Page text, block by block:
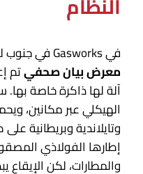
في Gasworks في جنوب لندن، قادم Thuy Tien Nguyen
معرضبيان صحفيتم
آلة لها ذاكرة خاصة
الهيكلي عبر مكانين،
وتايلاندية
إطارها الفولاذي
والمطارات، لكن الإيقاع